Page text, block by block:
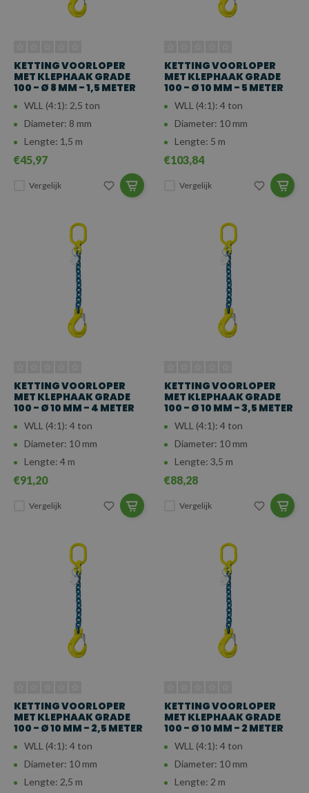
KETTING VOORLOPER
MET KLEPHAAK GRADE
100 - Ø 8 MM - 1,5 METER
WLL (4:1): 2,5 ton
Diameter: 8 mm
Lengte: 1,5 m
€45,97
Vergelijk
KETTING VOORLOPER
MET KLEPHAAK GRADE
100 - Ø 10 MM - 5 METER
WLL (4:1): 4 ton
Diameter: 10 mm
Lengte: 5 m
€103,84
Vergelijk
KETTING VOORLOPER
MET KLEPHAAK GRADE
100 - Ø 10 MM - 4 METER
WLL (4:1): 4 ton
Diameter: 10 mm
Lengte: 4 m
€91,20
Vergelijk
KETTING VOORLOPER
MET KLEPHAAK GRADE
100 - Ø 10 MM - 3,5 METER
WLL (4:1): 4 ton
Diameter: 10 mm
Lengte: 3,5 m
€88,28
Vergelijk
KETTING VOORLOPER
MET KLEPHAAK GRADE
100 - Ø 10 MM - 2,5 METER
WLL (4:1): 4 ton
Diameter: 10 mm
Lengte: 2,5 m
KETTING VOORLOPER
MET KLEPHAAK GRADE
100 - Ø 10 MM - 2 METER
WLL (4:1): 4 ton
Diameter: 10 mm
Lengte: 2 m